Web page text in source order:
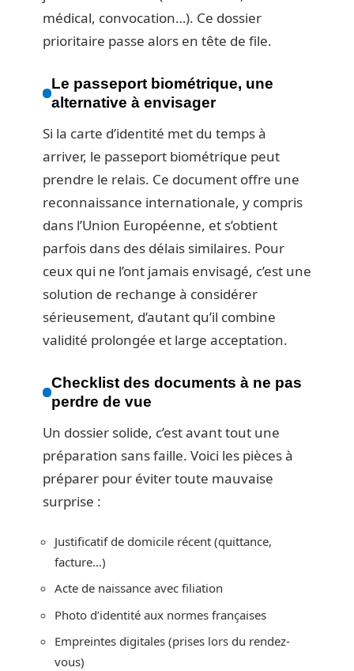
médical, convocation…). Ce dossier
prioritaire passe alors en tête de file.
Le passeport biométrique, une
alternative à envisager
Si la carte d’identité met du temps à
arriver, le passeport biométrique peut
prendre le relais. Ce document offre une
reconnaissance internationale, y compris
dans l’Union Européenne, et s’obtient
parfois dans des délais similaires. Pour
ceux qui ne l’ont jamais envisagé, c’est une
solution de rechange à considérer
sérieusement, d’autant qu’il combine
validité prolongée et large acceptation.
Checklist des documents à ne pas
perdre de vue
Un dossier solide, c’est avant tout une
préparation sans faille. Voici les pièces à
préparer pour éviter toute mauvaise
surprise :
Justificatif de domicile récent (quittance,
facture…)
Acte de naissance avec filiation
Photo d’identité aux normes françaises
Empreintes digitales (prises lors du rendez-
vous)